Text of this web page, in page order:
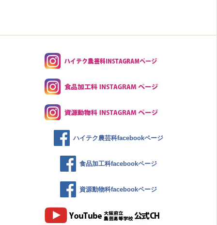
ハイテク農芸科facebookページ
食品加工科facebookページ
資源動物科facebookページ